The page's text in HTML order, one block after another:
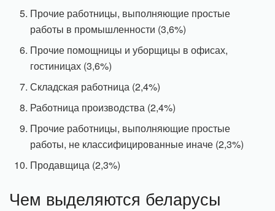
Прочие работницы, выполняющие простые
работы в промышленности (3,6%)
Прочие помощницы и уборщицы в офисах,
гостиницах (3,6%)
Складская работница (2,4%)
Работница производства (2,4%)
Прочие работницы, выполняющие простые
работы, не классифицированные иначе (2,3%)
Продавщица (2,3%)
Чем выделяются беларусы